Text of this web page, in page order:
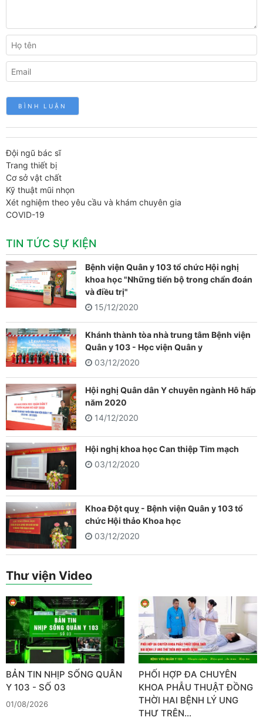
Đội ngũ bác sĩ
Trang thiết bị
Cơ sở vật chất
Kỹ thuật mũi nhọn
Xét nghiệm theo yêu cầu và khám chuyên gia
COVID-19
TIN TỨC SỰ KIỆN
Bệnh viện Quân y 103 tổ chức Hội nghị
khoa học "Những tiến bộ trong chẩn đoán
và điều trị"
15/12/2020
Khánh thành tòa nhà trung tâm Bệnh viện
Quân y 103 - Học viện Quân y
03/12/2020
Hội nghị Quân dân Y chuyên ngành Hô hấp
năm 2020
14/12/2020
Hội nghị khoa học Can thiệp Tim mạch
03/12/2020
Khoa Đột quỵ - Bệnh viện Quân y 103 tổ
chức Hội thảo Khoa học
03/12/2020
Thư viện Video
BẢN TIN NHỊP SỐNG QUÂN
Y 103 - SỐ 03
01/08/2026
PHỐI HỢP ĐA CHUYÊN
KHOA PHẪU THUẬT ĐỒNG
THỜI HAI BỆNH LÝ UNG
THƯ TRÊN…